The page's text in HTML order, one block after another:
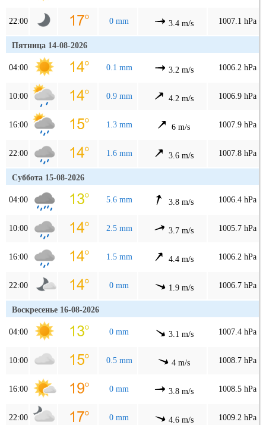
22:00 0 mm 3.4 m/s 1007.1 hPa
Пятница 14-08-2026
04:00 0.1 mm 3.2 m/s 1006.2 hPa
10:00 0.9 mm 4.2 m/s 1006.9 hPa
16:00 1.3 mm 6 m/s 1007.9 hPa
22:00 1.6 mm 3.6 m/s 1007.8 hPa
Суббота 15-08-2026
04:00 5.6 mm 3.8 m/s 1006.4 hPa
10:00 2.5 mm 3.7 m/s 1005.7 hPa
16:00 1.5 mm 4.4 m/s 1006.2 hPa
22:00 0 mm 1.9 m/s 1006.7 hPa
Воскресенье 16-08-2026
04:00 0 mm 3.1 m/s 1007.4 hPa
10:00 0.5 mm 4 m/s 1008.7 hPa
16:00 0 mm 3.8 m/s 1008.5 hPa
22:00 0 mm 4.6 m/s 1009.2 hPa